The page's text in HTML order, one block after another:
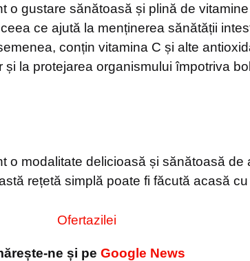
o gustare sănătoasă și plină de
ce ajută la menținerea sănătății
conțin vitamina C și alte
și la protejarea organismului împotriva
o modalitate delicioasă și sănătoasă de
rețetă simplă poate fi făcută acasă cu
ne și pe Google News